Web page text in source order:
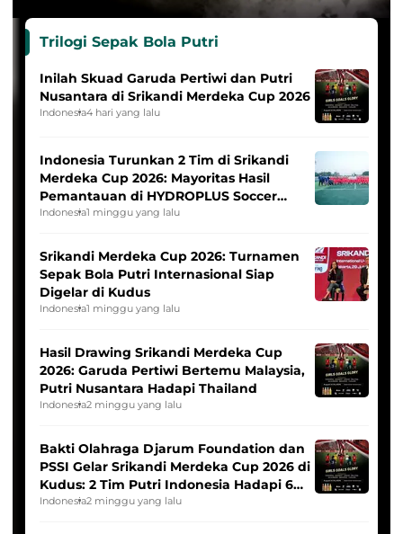
Trilogi Sepak Bola Putri
Inilah Skuad Garuda Pertiwi dan Putri
Nusantara di Srikandi Merdeka Cup 2026
Indonesia4 hari yang lalu
Indonesia Turunkan 2 Tim di Srikandi
Merdeka Cup 2026: Mayoritas Hasil
Pemantauan di HYDROPLUS Soccer
League
Indonesia1 minggu yang lalu
Srikandi Merdeka Cup 2026: Turnamen
Sepak Bola Putri Internasional Siap
Digelar di Kudus
Indonesia1 minggu yang lalu
Hasil Drawing Srikandi Merdeka Cup
2026: Garuda Pertiwi Bertemu Malaysia,
Putri Nusantara Hadapi Thailand
Indonesia2 minggu yang lalu
Bakti Olahraga Djarum Foundation dan
PSSI Gelar Srikandi Merdeka Cup 2026 di
Kudus: 2 Tim Putri Indonesia Hadapi 6
Tim Asia
Indonesia2 minggu yang lalu